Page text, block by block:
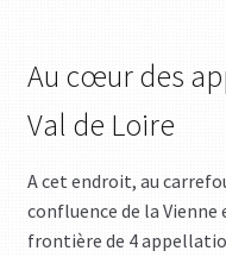
Au cœur des
Val de Loire
A cet endroit, au
confluence de la Vienne
frontière de 4